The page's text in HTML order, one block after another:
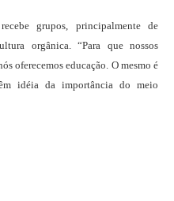
grupos, principalmente de
orgânica. “Para que nossos
oferecemos educação. O mesmo é
idéia da importância do meio